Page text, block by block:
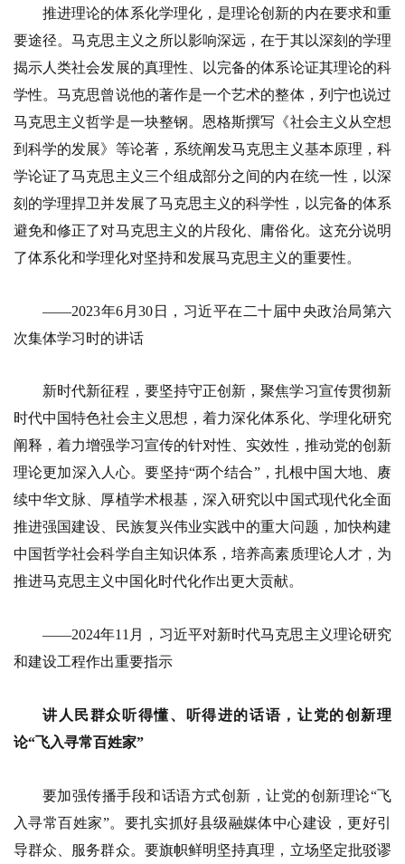
推进理论的体系化学理化，是理论创新的内在要求和重
要途径。马克思主义之所以影响深远，在于其以深刻的学理
揭示人类社会发展的真理性、以完备的体系论证其理论的科
学性。马克思曾说他的著作是一个艺术的整体，列宁也说过
马克思主义哲学是一块整钢。恩格斯撰写《社会主义从空想
到科学的发展》等论著，系统阐发马克思主义基本原理，科
学论证了马克思主义三个组成部分之间的内在统一性，以深
刻的学理捍卫并发展了马克思主义的科学性，以完备的体系
避免和修正了对马克思主义的片段化、庸俗化。这充分说明
了体系化和学理化对坚持和发展马克思主义的重要性。
——2023年6月30日，习近平在二十届中央政治局第六
次集体学习时的讲话
新时代新征程，要坚持守正创新，聚焦学习宣传贯彻新
时代中国特色社会主义思想，着力深化体系化、学理化研究
阐释，着力增强学习宣传的针对性、实效性，推动党的创新
理论更加深入人心。要坚持“两个结合”，扎根中国大地、赓
续中华文脉、厚植学术根基，深入研究以中国式现代化全面
推进强国建设、民族复兴伟业实践中的重大问题，加快构建
中国哲学社会科学自主知识体系，培养高素质理论人才，为
推进马克思主义中国化时代化作出更大贡献。
——2024年11月，习近平对新时代马克思主义理论研究
和建设工程作出重要指示
讲人民群众听得懂、听得进的话语，让党的创新理
论“飞入寻常百姓家”
要加强传播手段和话语方式创新，让党的创新理论“飞
入寻常百姓家”。要扎实抓好县级融媒体中心建设，更好引
导群众、服务群众。要旗帜鲜明坚持真理，立场坚定批驳谬